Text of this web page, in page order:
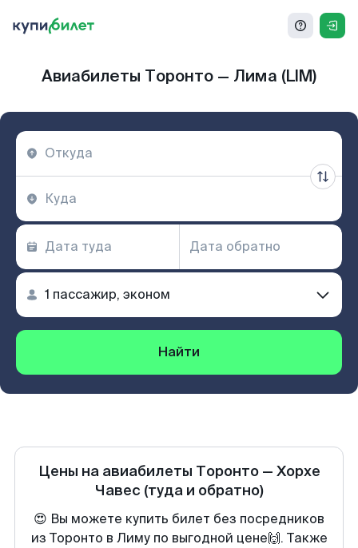
Авиабилеты Торонто — Лима (LIM)
Найти
Цены на авиабилеты Торонто— Хорхе
Чавес (туда и обратно)
😍 Вы можете купить билет без посредников
из Торонто в Лиму по выгодной цене🙌. Также